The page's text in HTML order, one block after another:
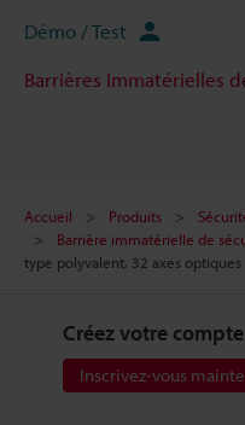
Démo / Test
Barrières Immatérielles
Accueil Produits
Barrière immatérielle de
type polyvalent, 32 axes optiques
Créez votre compte
Inscrivez-vous